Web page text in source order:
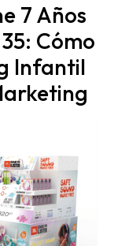
7 Años
Cómo
Infantil